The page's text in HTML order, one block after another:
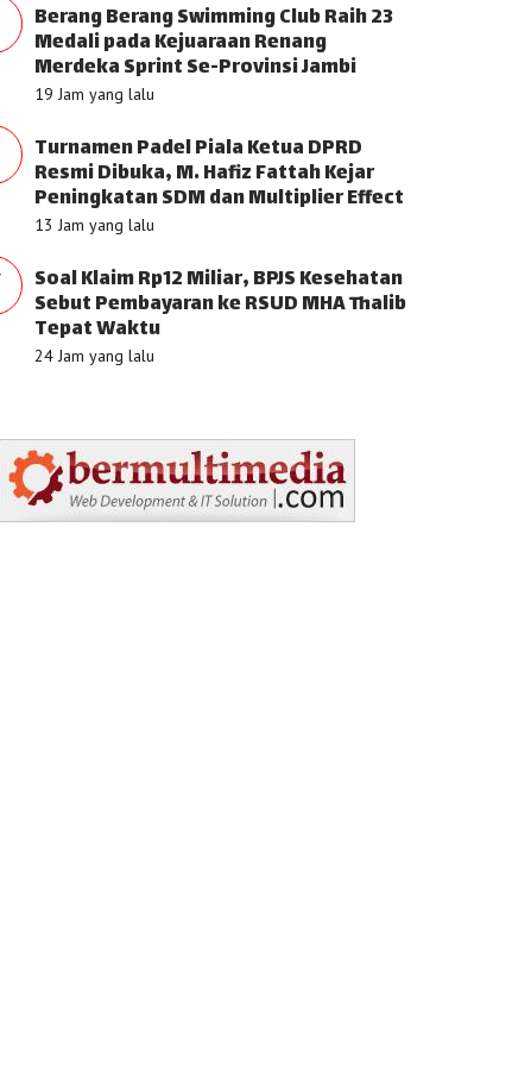
Berang Berang Swimming Club Raih 23
Medali pada Kejuaraan Renang
Merdeka Sprint Se-Provinsi Jambi
19 Jam yang lalu
Turnamen Padel Piala Ketua DPRD
Resmi Dibuka, M. Hafiz Fattah Kejar
Peningkatan SDM dan Multiplier Effect
13 Jam yang lalu
Soal Klaim Rp12 Miliar, BPJS Kesehatan
Sebut Pembayaran ke RSUD MHA Thalib
Tepat Waktu
24 Jam yang lalu